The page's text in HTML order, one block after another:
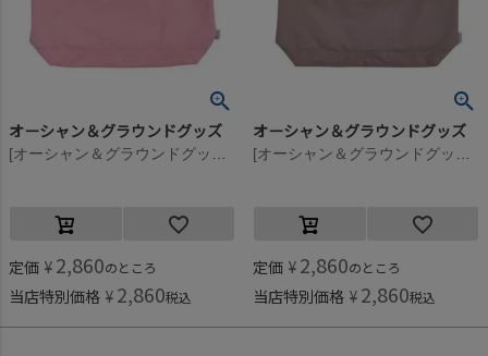
オーシャン＆グラウンドグッズ
定価 ¥ 2,860のところ
当店特別価格 ¥ 2,860税込
オーシャン＆グラウンドグッズ
定価 ¥ 2,860のところ
当店特別価格 ¥ 2,860税込